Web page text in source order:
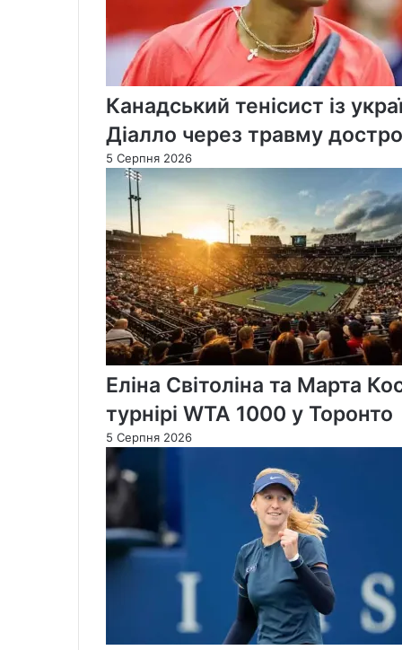
Канадський тенісист із
Діалло через травму
5 Серпня 2026
Еліна Світоліна та Марта
турнірі WTA 1000 у Торонто
5 Серпня 2026